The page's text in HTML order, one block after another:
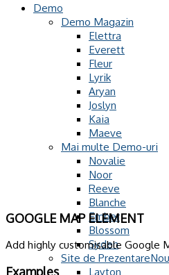
Demo
Demo Magazin
Elettra
Everett
Fleur
Lyrik
Aryan
Joslyn
Kaia
Maeve
Mai multe Demo-uri
Novalie
Noor
Reeve
Blanche
Ember
Blossom
Syden
Site de Prezentare
Layton
GOOGLE MAP ELEMENT
Add highly customisable Google
Examples